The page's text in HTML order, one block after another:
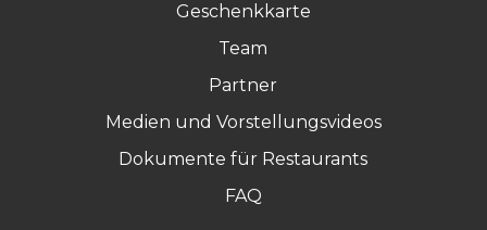
Geschenkkarte
Team
Partner
Medien und Vorstellungsvideos
Dokumente für Restaurants
FAQ